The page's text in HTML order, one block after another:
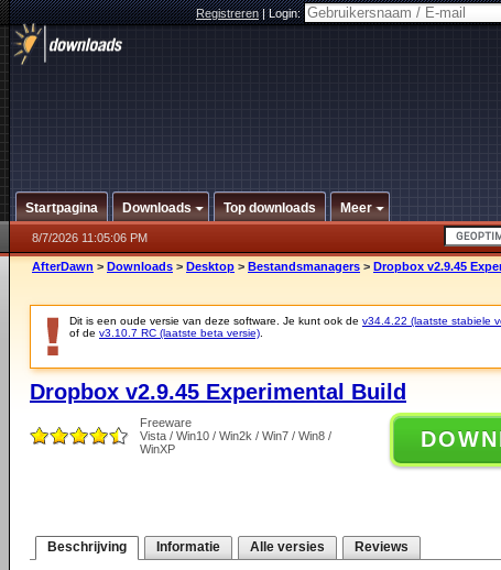
Registreren|Login:
Startpagina Downloads Top downloads Meer
8/7/2026 11:05:06 PM
AfterDawn > Downloads > Desktop > Bestandsmanagers > Dropbox v2.9.45
Dit is een oude versie van deze software. Je kunt ook de v34.4.22 (laatste stabiele
of de v3.10.7 RC (laatste beta versie)
Dropbox v2.9.45 Experimental Build
Freeware
Vista / Win10 / Win2k / Win7 / Win8 /
WinXP
Beschrijving Informatie Alle versies Reviews